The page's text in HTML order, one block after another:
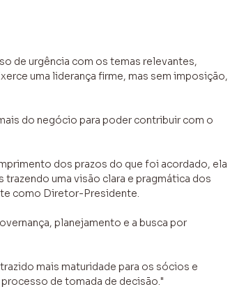
de urgência com os temas relevantes,
uma liderança firme, mas sem imposição,
do negócio para poder contribuir com o
dos prazos do que foi acordado, ela
uma visão clara e pragmática dos
como Diretor-Presidente.
planejamento e a busca por
mais maturidade para os sócios e
de tomada de decisão."